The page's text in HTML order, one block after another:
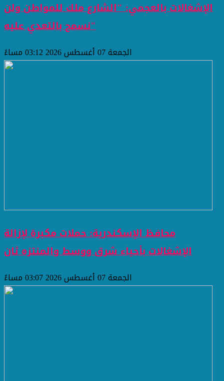
الإشغالات بالعجمي: "الشارع ملك للمواطن ولن
نسمح بالتعدي عليه"
الجمعة 07 أغسطس 2026 03:12 مساءً
محافظ الإسكندرية: حملات مكبرة لإزالة
الإشغالات بأحياء شرق ووسط والمنتزه ثان
الجمعة 07 أغسطس 2026 03:07 مساءً